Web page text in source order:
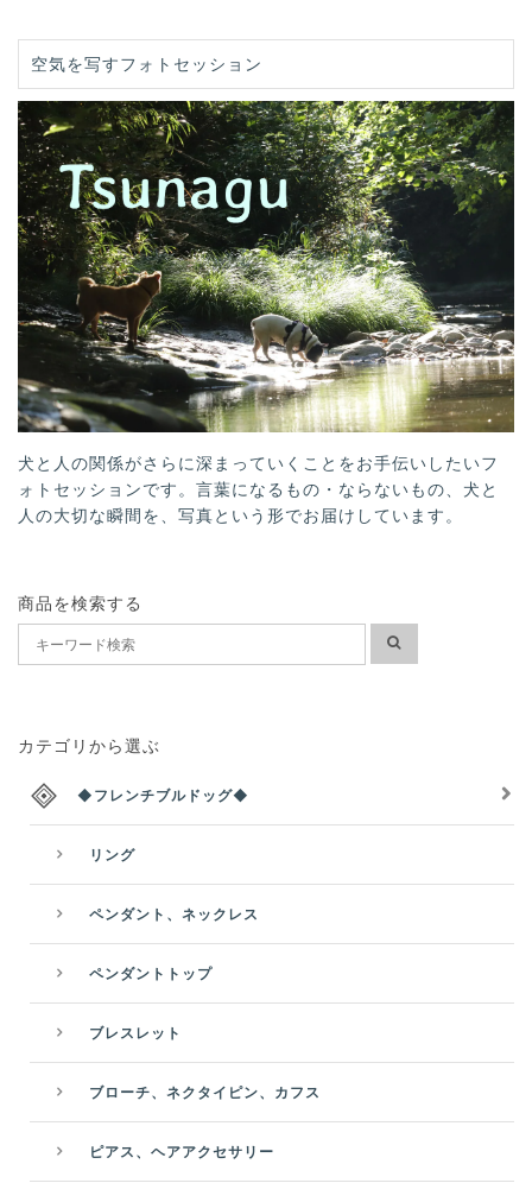
空気を写すフォトセッション
犬と人の関係がさらに深まっていくことをお手伝いしたいフ
ォトセッションです。言葉になるもの・ならないもの、犬と
人の大切な瞬間を、写真という形でお届けしています。
商品を検索する
カテゴリから選ぶ
◆フレンチブルドッグ◆
リング
ペンダント、ネックレス
ペンダントトップ
ブレスレット
ブローチ、ネクタイピン、カフス
ピアス、ヘアアクセサリー